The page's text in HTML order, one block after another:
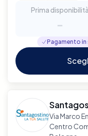
Prima disponibilità
-
Pagamento in
Via Marco
Centro